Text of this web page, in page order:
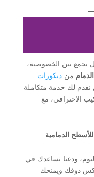
يجمع بين الخصوصية،
من ديكورات
نقدم لك خدمة متكاملة
الاحترافي، مع
الدمامية
ودعنا نساعدك في
ذوقك ويمنحك